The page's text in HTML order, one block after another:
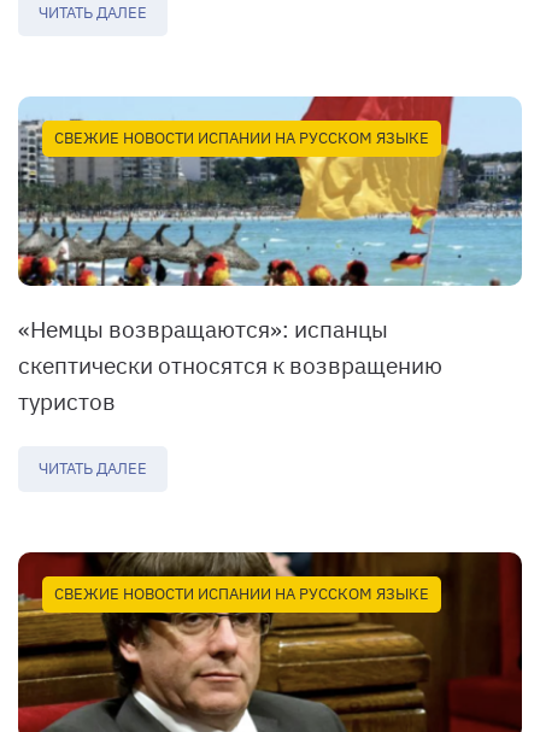
ЧИТАТЬ ДАЛЕЕ
СВЕЖИЕ НОВОСТИ ИСПАНИИ НА РУССКОМ ЯЗЫКЕ
«Немцы возвращаются»: испанцы
скептически относятся к возвращению
туристов
ЧИТАТЬ ДАЛЕЕ
СВЕЖИЕ НОВОСТИ ИСПАНИИ НА РУССКОМ ЯЗЫКЕ